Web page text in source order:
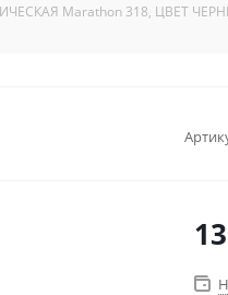
Marathon 318, ЦВЕТ